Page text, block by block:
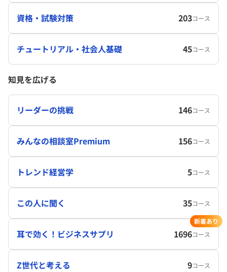
資格・試験対策 203コース
チュートリアル・社会人基礎 45コース
知見を広げる
リーダーの挑戦 146コース
みんなの相談室Premium 156コース
トレンド経営学 5コース
この人に聞く 35コース
耳で効く！ビジネスサプリ 1696コース
新着あり
Z世代と考える 9コース